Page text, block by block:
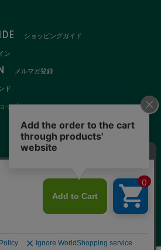
ショッピングガイド
ン
メルマガ登録
ド
ップ
特定商取引法
2020 © NULL K.K.